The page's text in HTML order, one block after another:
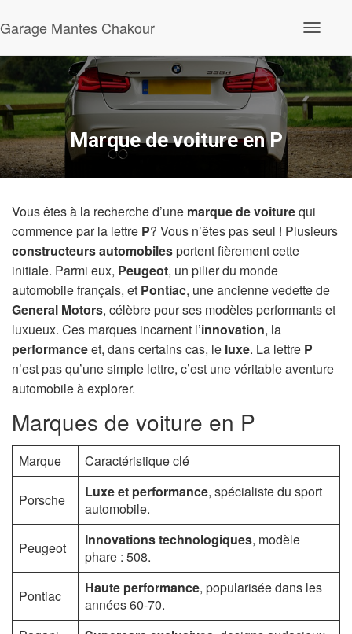
Garage Mantes Chakour
v
r
i
r
/
f
e
r
m
l
a
n
g
a
o
Marque de voiture en P
Vous êtes à la recherche d’une marque de voiturequi
commence par la lettre P? Vous n’êtes pas seul ! Plusieurs
constructeurs automobilesportent fièrement cette
initiale. Parmi eux, Peugeot, un pilier du monde
automobile français, et Pontiac, une ancienne vedette de
General Motors, célèbre pour ses modèles performants et
luxueux. Ces marques incarnent l’innovation, la
performanceet, dans certains cas, le luxe. La lettre P
n’est pas qu’une simple lettre, c’est une véritable aventure
automobile à explorer.
Marques de voiture en P
Marque Caractéristique clé
Porsche Luxe et performance, spécialiste du sport
automobile.
Peugeot Innovations technologiques, modèle
phare : 508.
Pontiac Haute performance, popularisée dans les
années 60-70.